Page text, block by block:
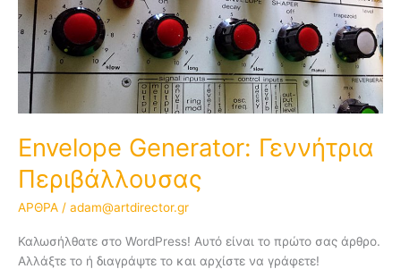
Envelope Generator: Γεννήτρια
Περιβάλλουσας
ΑΡΘΡΑ / adam@artdirector.gr
Καλωσήλθατε στο WordPress! Αυτό είναι το πρώτο σας άρθρο.
Αλλάξτε το ή διαγράψτε το και αρχίστε να γράφετε!